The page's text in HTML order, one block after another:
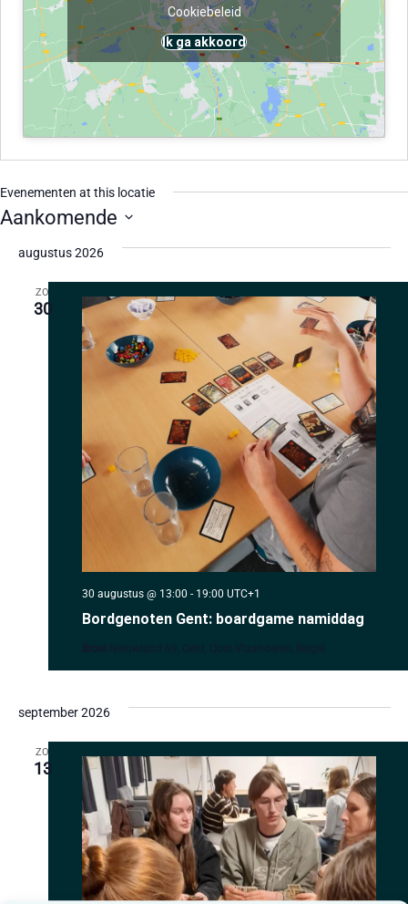
Cookiebeleid
Ik ga akkoord
Evenementen at this locatie
Aankomende
eenaugustus 2026
ZO
30
Bordgenoten Gent: boardgame namiddag
30 augustus @ 13:00 - 19:00 UTC+1
september 2026
ZO
13